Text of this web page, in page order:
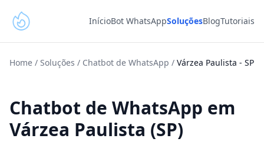
InícioBot WhatsAppSoluçõesBlogTutoriais
Home / Soluções / Chatbot de WhatsApp / Várzea Paulista - SP
Chatbot de WhatsApp em
Várzea Paulista (SP)